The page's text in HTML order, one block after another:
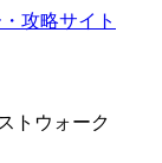
トウォーク